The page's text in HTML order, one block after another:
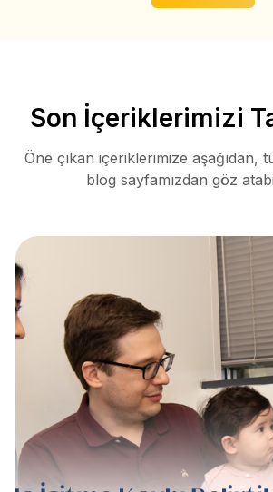
Son İçeriklerimizi
Öne çıkan içeriklerimize aşağıdan,
blog sayfamızdan göz